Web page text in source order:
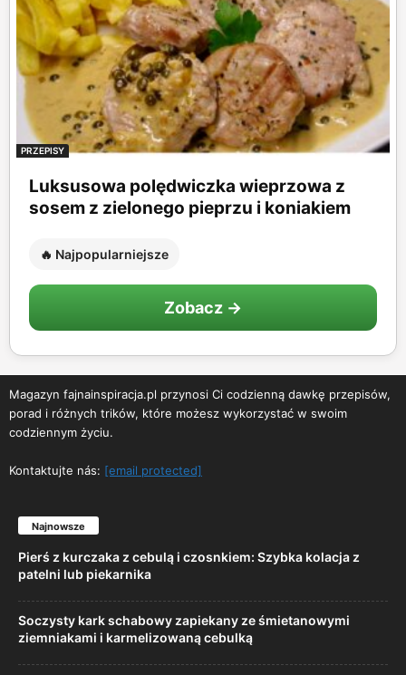
PRZEPISY
Luksusowa polędwiczka wieprzowa z
sosem z zielonego pieprzu i koniakiem
🔥 Najpopularniejsze
Zobacz →
Magazyn fajnainspiracja.pl przynosi Ci codzienną dawkę przepisów,
porad i różnych trików, które możesz wykorzystać w swoim
codziennym życiu.
Kontaktujte nás: [email protected]
Najnowsze
Pierś z kurczaka z cebulą i czosnkiem: Szybka kolacja z
patelni lub piekarnika
Soczysty kark schabowy zapiekany ze śmietanowymi
ziemniakami i karmelizowaną cebulką